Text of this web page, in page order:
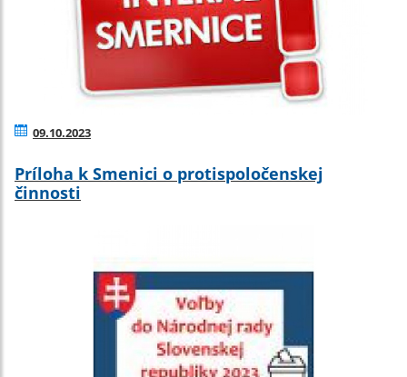
09.10.2023
Príloha k Smenici o protispoločenskej
činnosti